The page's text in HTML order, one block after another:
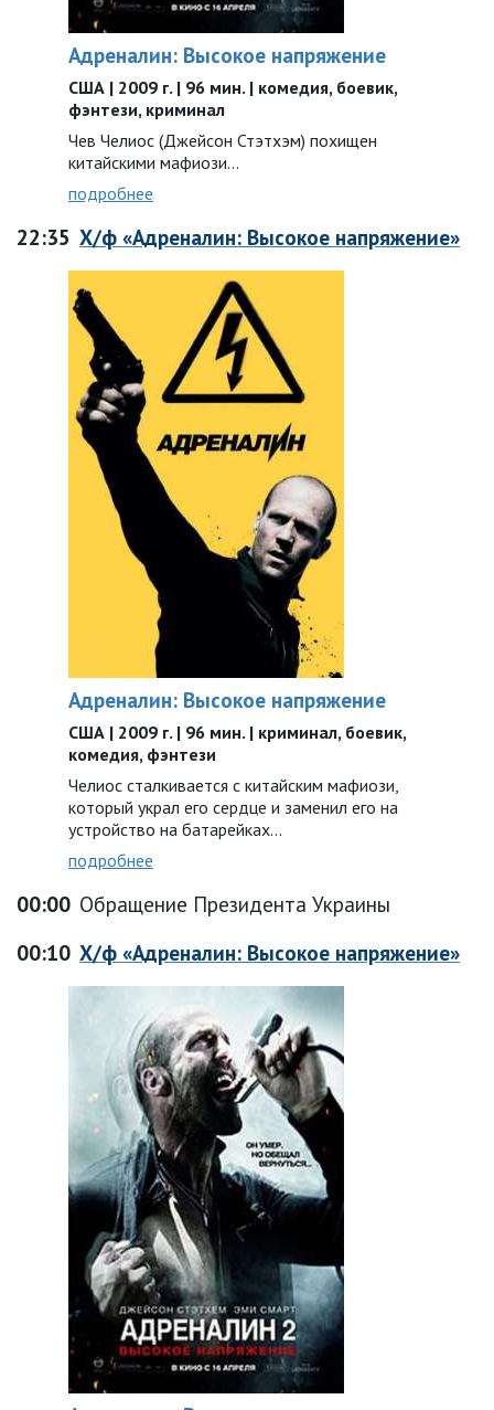
Адреналин: Высокое напряжение
США | 2009 г. | 96 мин. | комедия, боевик,
фэнтези, криминал
Чев Челиос (Джейсон Стэтхэм) похищен
китайскими мафиози…
подробнее
22:35 Х/ф «Адреналин: Высокое напряжение»
Адреналин: Высокое напряжение
США | 2009 г. | 96 мин. | криминал, боевик,
комедия, фэнтези
Челиос сталкивается с китайским мафиози,
который украл его сердце и заменил его на
устройство на батарейках…
подробнее
00:00 Обращение Президента Украины
00:10 Х/ф «Адреналин: Высокое напряжение»